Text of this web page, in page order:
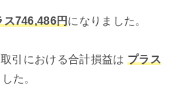
ス746,486円 になりました。
引における合計損益は プラス
た。